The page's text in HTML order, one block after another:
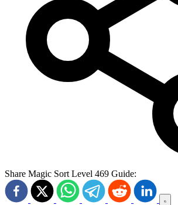
Share Magic Sort Level 469 Guide: